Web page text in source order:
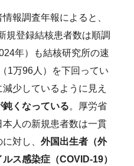
報調査年報によると、
規登録結核患者数は順調
年）も結核研究所の速
1万96人）を下回ってい
少しているように見え
くなっている。厚労省
人の新規患者数は一貫
に対し、外国出生者（外
ス感染症（COVID-19）